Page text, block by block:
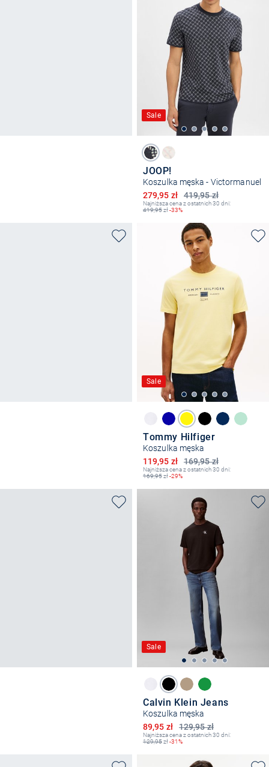
Sale
JOOP!
Koszulka męska - Victormanuel
419,95 zł
Obniżona cena
279,95 zł
Najniższa cena z ostatnich 30 dni:
419,95zł-33%
Sale
Tommy Hilfiger
Koszulka męska
169,95 zł
Obniżona cena
119,95 zł
Najniższa cena z ostatnich 30 dni:
169,95zł-29%
Sale
Calvin Klein Jeans
Koszulka męska
129,95 zł
Obniżona cena
89,95 zł
Najniższa cena z ostatnich 30 dni:
129,95zł-31%